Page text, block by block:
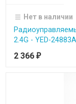
Нет в наличии
2.4G - YED-24883A
2 366 ₽